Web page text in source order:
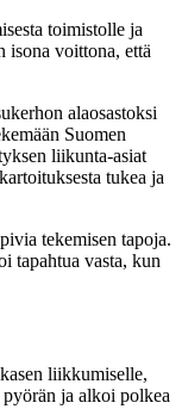
toimistolle ja
isona voittona, että
alaosastoksi
Suomen
liikunta-asiat
tukea ja
tekemisen tapoja.
tapahtua vasta, kun
liikkumiselle,
ja alkoi polkea